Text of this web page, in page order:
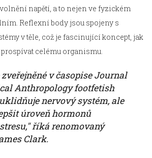
napětí, a to nejen ve fyzickém
Reflexní body jsou spojeny s
v těle, což je fascinující koncept, jak
celému organismu.
v časopise Journal
Anthropology footfetish
nervový systém, ale
úroveň hormonů
říká renomovaný
Clark.